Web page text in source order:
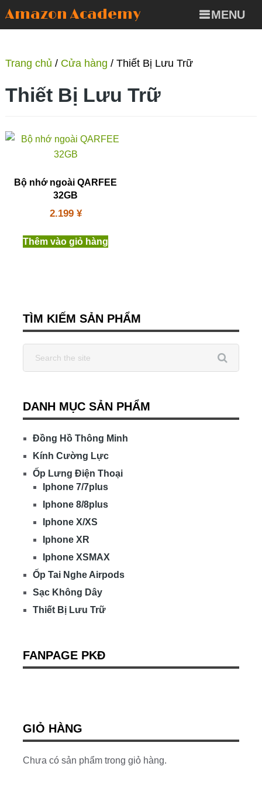
Amazon Academy MENU
Trang chủ / Cửa hàng / Thiết Bị Lưu Trữ
Thiết Bị Lưu Trữ
Bộ nhớ ngoài QARFEE
32GB
2.199 ¥
Thêm vào giỏ hàng
TÌM KIẾM SẢN PHẨM
DANH MỤC SẢN PHẨM
Đồng Hồ Thông Minh
Kính Cường Lực
Ốp Lưng Điện Thoại
Iphone 7/7plus
Iphone 8/8plus
Iphone X/XS
Iphone XR
Iphone XSMAX
Ốp Tai Nghe Airpods
Sạc Không Dây
Thiết Bị Lưu Trữ
FANPAGE PKĐ
GIỎ HÀNG
Chưa có sản phẩm trong giỏ hàng.